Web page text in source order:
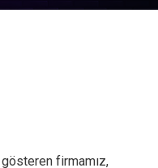
firmamız,